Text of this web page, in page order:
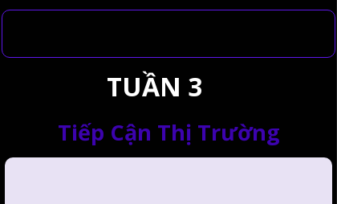
Tiếp Cận Thị Trường
TUẦN 3